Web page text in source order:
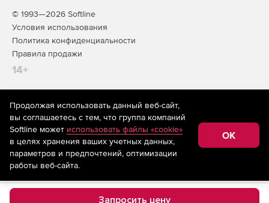
Запросить цену
© 1993—2026 Softline
Условия использования
Политика конфиденциальности
Правила продажи
14+
На информационном ресурсе store.softline.ru применяются
рекомендательные технологии(информационные технологии
предоставления информации на основе сбора,
систематизации и анализа сведений, относящихся к
предпочтениям пользователей сети «Интернет»,
находящихся на территории Российской Федерации)
Продолжая использовать данный веб-сайт,
вы соглашаетесь с тем, что группа компаний
Softline может использовать файлы «cookie»
в целях хранения ваших учетных данных,
параметров и предпочтений, оптимизации
работы веб-сайта.
OK